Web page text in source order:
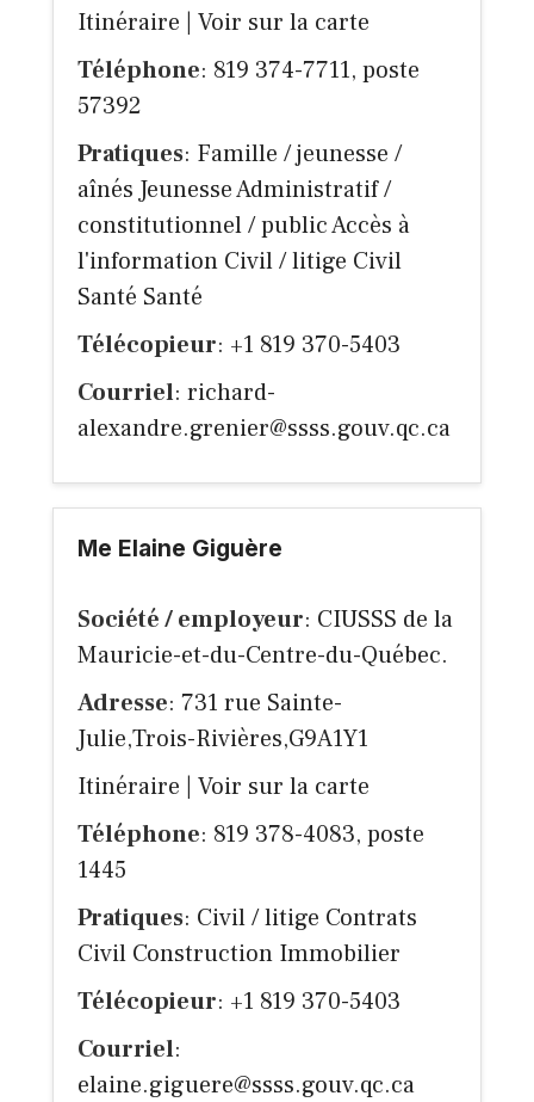
Itinéraire
Voir sur la carte
Téléphone: 819 374-7711, poste
57392
Pratiques: Famille / jeunesse /
aînés Jeunesse Administratif /
constitutionnel / public Accès à
l'information Civil / litige Civil
Santé Santé
Télécopieur: +1 819 370-5403
Courriel: richard-
alexandre.grenier@ssss.gouv.qc.ca
Me Elaine Giguère
Société / employeur: CIUSSS de la
Mauricie-et-du-Centre-du-Québec.
Adresse: 731 rue Sainte-
Julie,Trois-Rivières,G9A1Y1
Itinéraire
Voir sur la carte
Téléphone: 819 378-4083, poste
1445
Pratiques: Civil / litige Contrats
Civil Construction Immobilier
Télécopieur: +1 819 370-5403
Courriel:
elaine.giguere@ssss.gouv.qc.ca